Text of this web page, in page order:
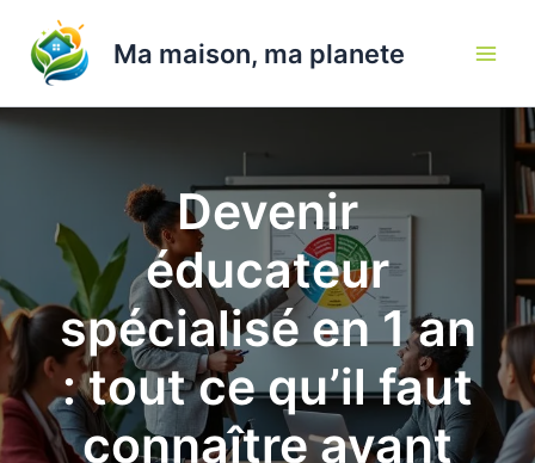
contenu
Ma maison, ma planete
Devenir
éducateur
spécialisé en 1 an
: tout ce qu’il faut
connaître avant